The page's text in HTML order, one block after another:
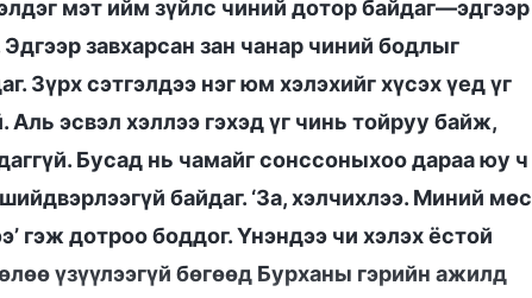
мэт ийм зүйлс чиний дотор байдаг—эдгээр
завхарсан зан чанар чиний бодлыг
Зүрх сэтгэлдээ нэг юм хэлэхийг хүсэх үед үг
Аль эсвэл хэллээ гэхэд үг чинь тойруу байж,
Бусад нь чамайг сонссоныхоо дараа юу ч
байдаг. ‘За, хэлчихлээ. Миний мөс
гэж дотроо боддог. Үнэндээ чи хэлэх ёстой
үзүүлээгүй бөгөөд Бурханы гэрийн ажилд